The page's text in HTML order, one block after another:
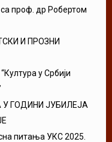
проф. др Робертом
И ПРОЗНИ
у Србији
ГОДИНИ ЈУБИЛЕЈА
питања УКС 2025.